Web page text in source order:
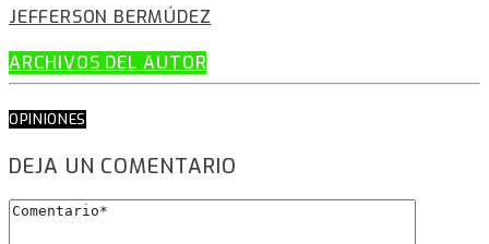
JEFFERSON BERMÚDEZ
ARCHIVOS DEL AUTOR
OPINIONES
DEJA UN COMENTARIO